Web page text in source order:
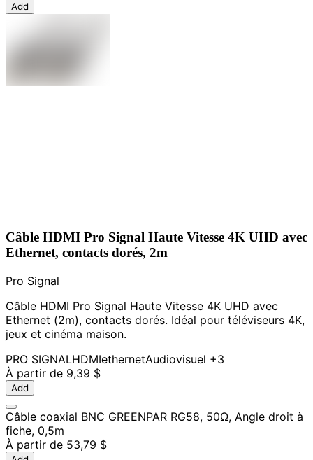
Add
Câble HDMI Pro Signal Haute Vitesse 4K UHD avec
Ethernet, contacts dorés, 2m
Pro Signal
Câble HDMI Pro Signal Haute Vitesse 4K UHD avec
Ethernet (2m), contacts dorés. Idéal pour téléviseurs 4K,
jeux et cinéma maison.
PRO SIGNALHDMIethernetAudiovisuel +3
À partir de 9,39 $
Add
Câble coaxial BNC GREENPAR RG58, 50Ω, Angle droit à
fiche, 0,5m
À partir de 53,79 $